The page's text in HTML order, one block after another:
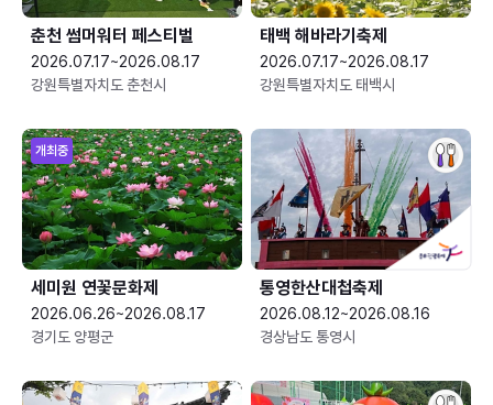
춘천 썸머워터 페스티벌
2026.07.17~2026.08.17
강원특별자치도 춘천시
태백 해바라기축제
2026.07.17~2026.08.17
강원특별자치도 태백시
개최중
세미원 연꽃문화제
2026.06.26~2026.08.17
경기도 양평군
통영한산대첩축제
2026.08.12~2026.08.16
경상남도 통영시